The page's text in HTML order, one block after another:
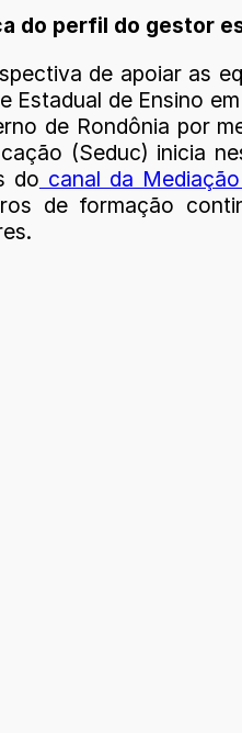
do perfil do gestor
de apoiar as
Estadual de Ensino
de Rondônia por
(Seduc) inicia
do canal da
de formação